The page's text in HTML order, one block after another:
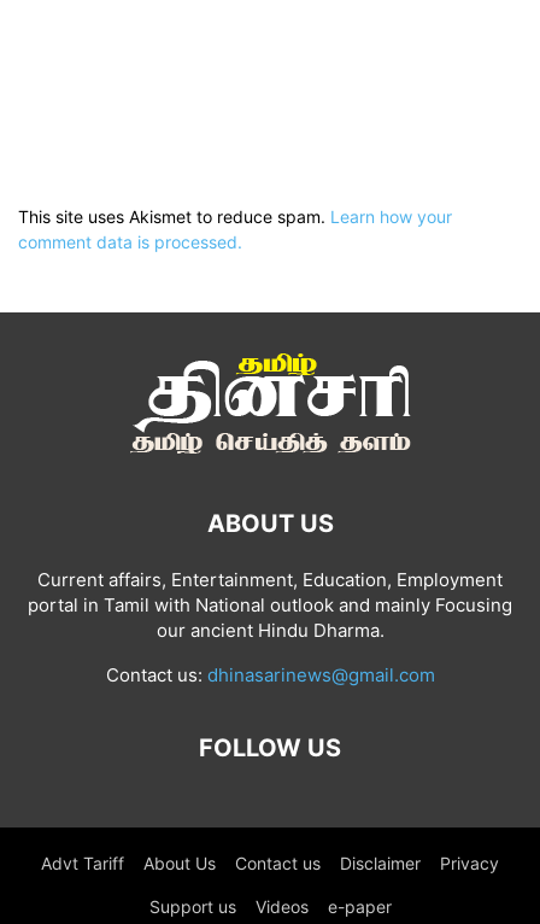
This site uses Akismet to reduce spam. Learn how your
comment data is processed.
ABOUT US
Current affairs, Entertainment, Education, Employment
portal in Tamil with National outlook and mainly Focusing
our ancient Hindu Dharma.
Contact us: dhinasarinews@gmail.com
FOLLOW US
Advt Tariff About Us Contact us Disclaimer Privacy
Support us Videos e-paper